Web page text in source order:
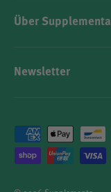
Über Supplementa
Newsletter
Zahlungsmethoden